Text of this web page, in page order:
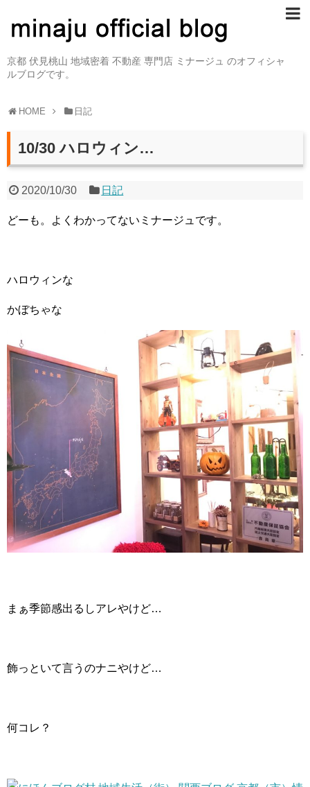
京都 伏見桃山 地域密着 不動産 専門店 ミナージュ のオフィシャ
ルブログです。
HOME 日記
10/30 ハロウィン…
2020/10/30 日記
どーも。よくわかってないミナージュです。
ハロウィンな
かぼちゃな
まぁ季節感出るしアレやけど…
飾っといて言うのナニやけど…
何コレ？